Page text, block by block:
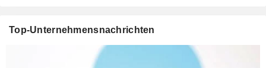
Top-Unternehmensnachrichten